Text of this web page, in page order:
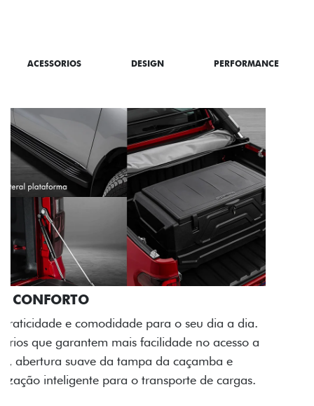
ACESSORIOS DESIGN PERFORMANCE
PACK OFF-ROAD
Prepare sua picape para qualquer desafio. O Pack
off-road combina engate de reboque para até 3,5
toneladas, alargadores de para-lamas e overbumper,
oferecendo mais capacidade de reboque, proteção